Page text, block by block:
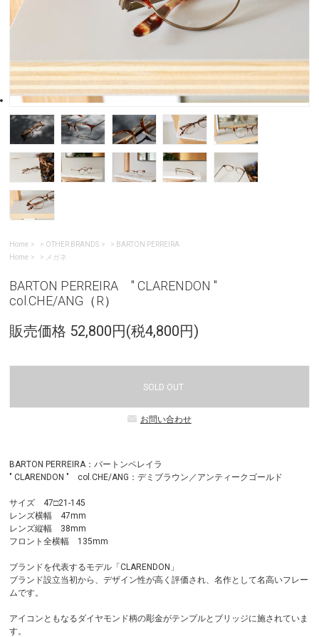
Home > OTHER BRANDS > BARTON PERREIRA
Home
> メガネ
BARTON PERREIRA " CLARENDON "
col.CHE/ANG（R）
販売価格 52,800円(税4,800円)
SOLD OUT
お問い合わせ
BARTON PERREIRA：バートンペレイラ
" CLARENDON " col.CHE/ANG：デミブラウン／アンティークゴールド
サイズ 47□21-145
レンズ横幅 47mm
レンズ縦幅 38mm
フロント全横幅 135mm
ブランドを代表するモデル「CLARENDON」
ブランド設立当初から、デザイン性が高く評価され、名作として名高いフレー
ムです。
アイコンともなるダイヤモンド柄の彫金がテンプルとブリッジに施されていま
す。